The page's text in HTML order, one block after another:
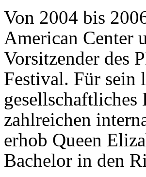
Von 2004 bis
American Center
Vorsitzender des
Festival. Für sein
gesellschaftliches
zahlreichen
erhob Queen
Bachelor in den